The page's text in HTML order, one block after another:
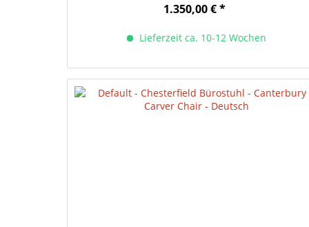
1.350,00 € *
Lieferzeit ca. 10-12 Wochen